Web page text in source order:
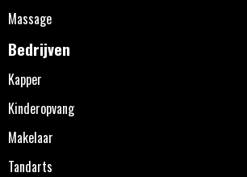
Massage
Bedrijven
Kapper
Kinderopvang
Makelaar
Tandarts